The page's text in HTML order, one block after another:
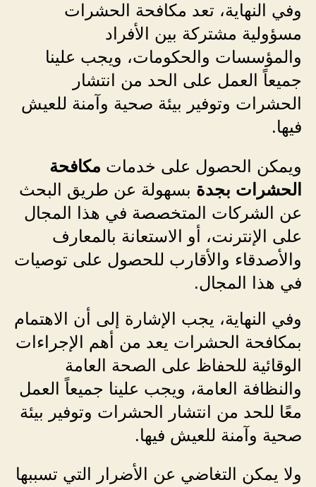
وفي النهاية، تعد مكافحة الحشرات
مسؤولية مشتركة بين الأفراد
والمؤسسات والحكومات، ويجب علينا
جميعاً العمل على الحد من انتشار
الحشرات وتوفير بيئة صحية وآمنة للعيش
فيها.
ويمكن الحصول على خدمات مكافحة
الحشرات بجدة بسهولة عن طريق البحث
عن الشركات المتخصصة في هذا المجال
على الإنترنت، أو الاستعانة بالمعارف
والأصدقاء والأقارب للحصول على توصيات
في هذا المجال.
وفي النهاية، يجب الإشارة إلى أن الاهتمام
بمكافحة الحشرات يعد من أهم الإجراءات
الوقائية للحفاظ على الصحة العامة
والنظافة العامة، ويجب علينا جميعاً العمل
معًا للحد من انتشار الحشرات وتوفير بيئة
صحية وآمنة للعيش فيها.
ولا يمكن التغاضي عن الأضرار التي تسببها